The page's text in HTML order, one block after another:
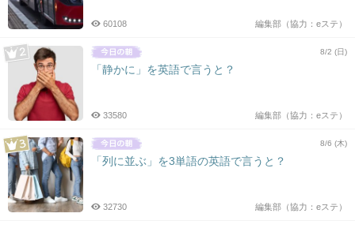
編集部（協力：eステ）
60108
8/2 (日)
「静かに」を英語で言うと？
編集部（協力：eステ）
33580
8/6 (木)
「列に並ぶ」を3単語の英語で言うと？
編集部（協力：eステ）
32730